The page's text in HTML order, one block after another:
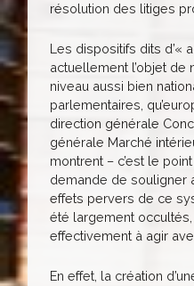
résolution des litiges
Les dispositifs dits d’«
actuellement l’objet de
niveau aussi bien
parlementaires,
direction générale
générale Marché
montrent – c’est le
demande de souligner
effets pervers de ce
été largement
effectivement à agir
En effet, la création